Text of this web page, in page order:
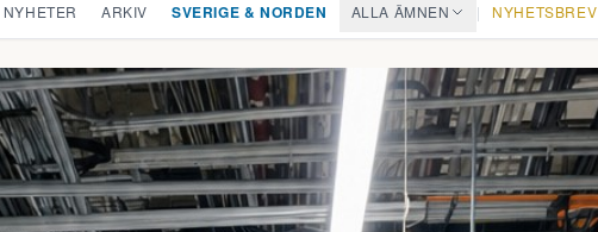
NYHETER ARKIV SVERIGE & NORDEN ALLA ÄMNEN | NYHETSBREV